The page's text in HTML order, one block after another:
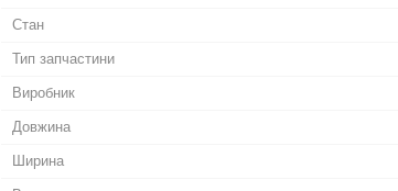
Стан
Тип запчастини
Виробник
Довжина
Ширина